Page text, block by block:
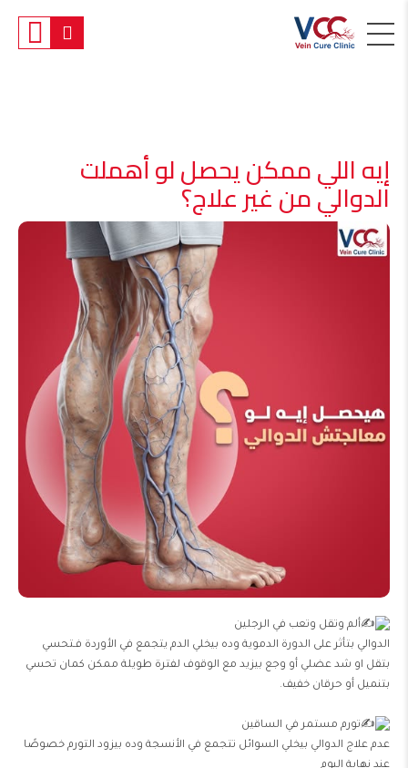
إيه اللي ممكن يحصل لو أهملت
الدوالي من غير علاج؟
ألم وتقل وتعب في الرجلين
الدوالي بتأثر على الدورة الدموية وده بيخلي الدم يتجمع في الأوردة فـتحسي
بتقل او شد عضلي أو وجع بيزيد مع الوقوف لفترة طويلة ممكن كمان تحسي
بتنميل أو حرقان خفيف.
تورم مستمر في الساقين
عدم علاج الدوالي بيخلي السوائل تتجمع في الأنسجة وده بيزود التورم خصوصًا
عند نهاية اليوم